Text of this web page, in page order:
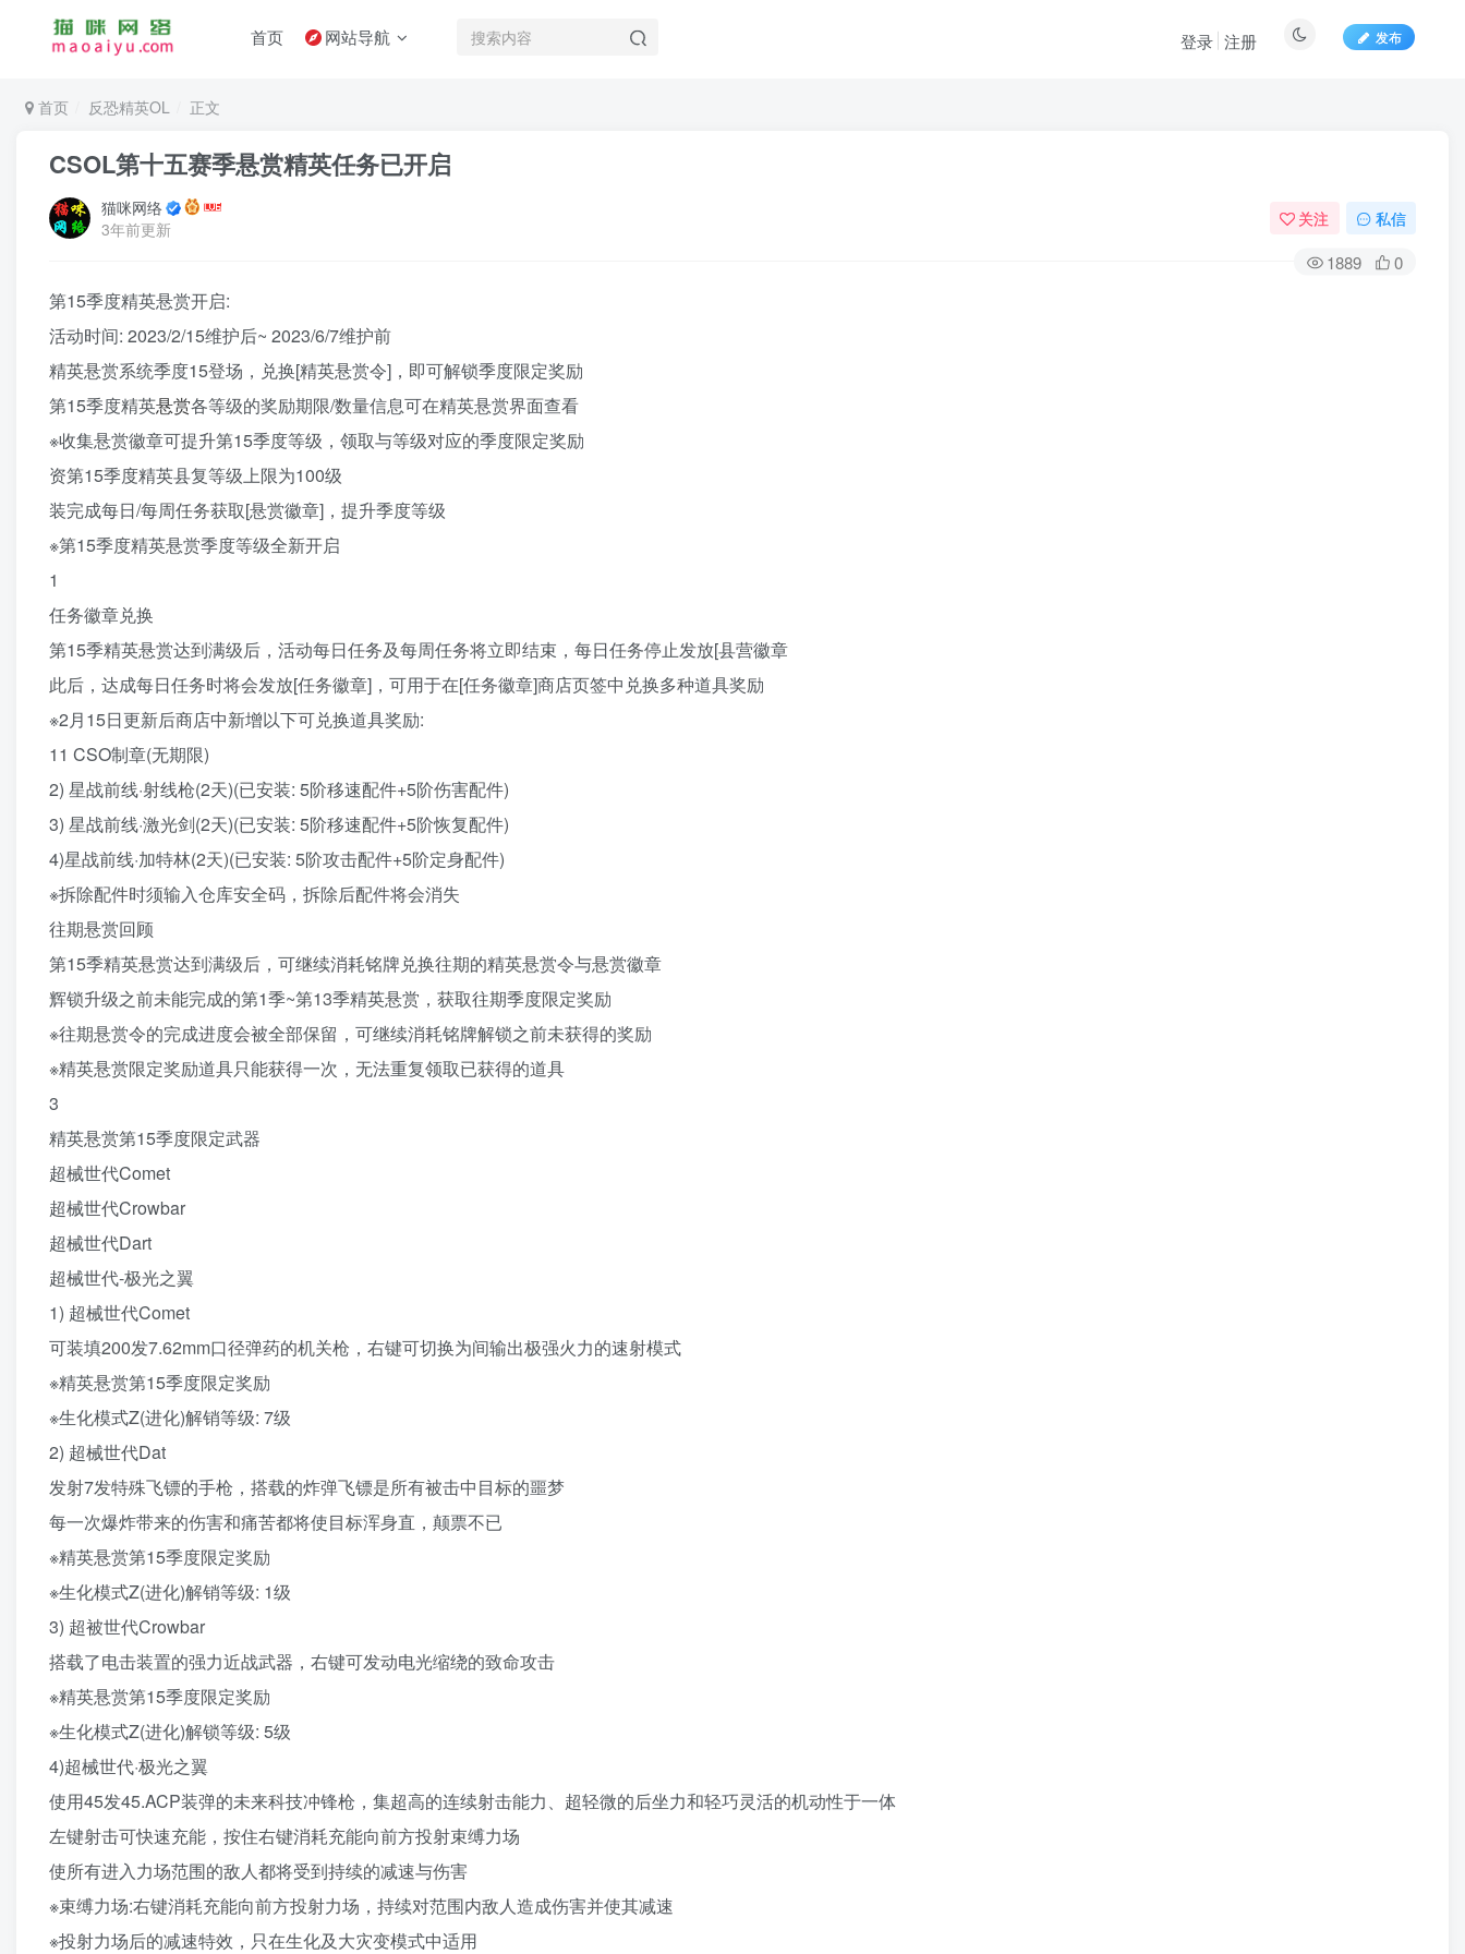
首页 网站导航 发布
登录 注册
首页 反恐精英OL 正文
CSOL第十五赛季悬赏精英任务已开启
猫咪网络
3年前更新
关注 私信
1889 0
第15季度精英悬赏开启:
活动时间: 2023/2/15维护后~ 2023/6/7维护前
精英悬赏系统季度15登场，兑换[精英悬赏令]，即可解锁季度限定奖励
第15季度精英悬赏各等级的奖励期限/数量信息可在精英悬赏界面查看
※收集悬赏徽章可提升第15季度等级，领取与等级对应的季度限定奖励
资第15季度精英县复等级上限为100级
装完成每日/每周任务获取[悬赏徽章]，提升季度等级
※第15季度精英悬赏季度等级全新开启
1
任务徽章兑换
第15季精英悬赏达到满级后，活动每日任务及每周任务将立即结束，每日任务停止发放[县营徽章
此后，达成每日任务时将会发放[任务徽章]，可用于在[任务徽章]商店页签中兑换多种道具奖励
※2月15日更新后商店中新增以下可兑换道具奖励:
11 CSO制章(无期限)
2) 星战前线·射线枪(2天)(已安装: 5阶移速配件+5阶伤害配件)
3) 星战前线·激光剑(2天)(已安装: 5阶移速配件+5阶恢复配件)
4)星战前线·加特林(2天)(已安装: 5阶攻击配件+5阶定身配件)
※拆除配件时须输入仓库安全码，拆除后配件将会消失
往期悬赏回顾
第15季精英悬赏达到满级后，可继续消耗铭牌兑换往期的精英悬赏令与悬赏徽章
辉锁升级之前未能完成的第1季~第13季精英悬赏，获取往期季度限定奖励
※往期悬赏令的完成进度会被全部保留，可继续消耗铭牌解锁之前未获得的奖励
※精英悬赏限定奖励道具只能获得一次，无法重复领取已获得的道具
3
精英悬赏第15季度限定武器
超械世代Comet
超械世代Crowbar
超械世代Dart
超械世代-极光之翼
1) 超械世代Comet
可装填200发7.62mm口径弹药的机关枪，右键可切换为间输出极强火力的速射模式
※精英悬赏第15季度限定奖励
※生化模式Z(进化)解销等级: 7级
2) 超械世代Dat
发射7发特殊飞镖的手枪，搭载的炸弹飞镖是所有被击中目标的噩梦
每一次爆炸带来的伤害和痛苦都将使目标浑身直，颠票不已
※精英悬赏第15季度限定奖励
※生化模式Z(进化)解销等级: 1级
3) 超被世代Crowbar
搭载了电击装置的强力近战武器，右键可发动电光缩绕的致命攻击
※精英悬赏第15季度限定奖励
※生化模式Z(进化)解锁等级: 5级
4)超械世代·极光之翼
使用45发45.ACP装弹的未来科技冲锋枪，集超高的连续射击能力、超轻微的后坐力和轻巧灵活的机动性于一体
左键射击可快速充能，按住右键消耗充能向前方投射束缚力场
使所有进入力场范围的敌人都将受到持续的减速与伤害
※束缚力场:右键消耗充能向前方投射力场，持续对范围内敌人造成伤害并使其减速
※投射力场后的减速特效，只在生化及大灾变模式中适用